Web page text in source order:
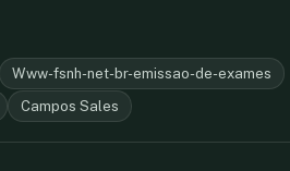
Www-fsnh-net-br-emissao-de-exames
Campos Sales